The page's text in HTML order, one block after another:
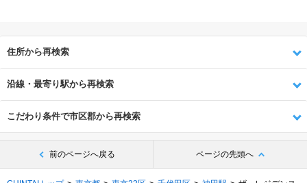
住所から再検索
沿線・最寄り駅から再検索
こだわり条件で市区郡から再検索
前のページへ戻る ページの先頭へ